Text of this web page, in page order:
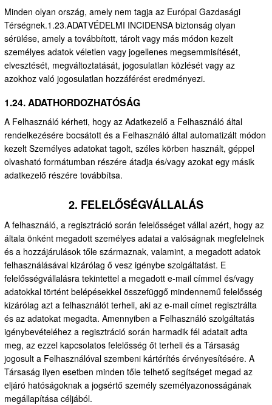
Minden olyan ország, amely nem tagja az Európai Gazdasági
Térségnek.1.23.ADATVÉDELMI INCIDENSA biztonság olyan
sérülése, amely a továbbított, tárolt vagy más módon kezelt
személyes adatok véletlen vagy jogellenes megsemmisítését,
elvesztését, megváltoztatását, jogosulatlan közlését vagy az
azokhoz való jogosulatlan hozzáférést eredményezi.
1.24. ADATHORDOZHATÓSÁG
A Felhasználó kérheti, hogy az Adatkezelő a Felhasználó által
rendelkezésére bocsátott és a Felhasználó által automatizált módon
kezelt Személyes adatokat tagolt, széles körben használt, géppel
olvasható formátumban részére átadja és/vagy azokat egy másik
adatkezelő részére továbbítsa.
2. FELELŐSÉGVÁLLALÁS
A felhasználó, a regisztráció során felelősséget vállal azért, hogy az
általa önként megadott személyes adatai a valóságnak megfelelnek
és a hozzájárulások tőle származnak, valamint, a megadott adatok
felhasználásával kizárólag ő vesz igénybe szolgáltatást. E
felelősségvállalásra tekintettel a megadott e-mail címmel és/vagy
adatokkal történt belépésekkel összefüggő mindennemű felelősség
kizárólag azt a felhasználót terheli, aki az e-mail címet regisztrálta
és az adatokat megadta. Amennyiben a Felhasználó szolgáltatás
igénybevételéhez a regisztráció során harmadik fél adatait adta
meg, az ezzel kapcsolatos felelősség őt terheli és a Társaság
jogosult a Felhasználóval szembeni kártérítés érvényesítésére. A
Társaság ilyen esetben minden tőle telhető segítséget megad az
eljáró hatóságoknak a jogsértő személy személyazonosságának
megállapítása céljából.